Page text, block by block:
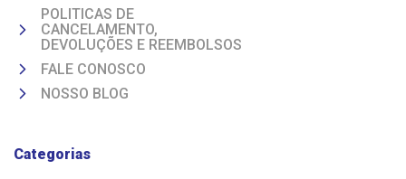
POLITICAS DE
CANCELAMENTO,
DEVOLUÇÕES E REEMBOLSOS
FALE CONOSCO
NOSSO BLOG
Categorias